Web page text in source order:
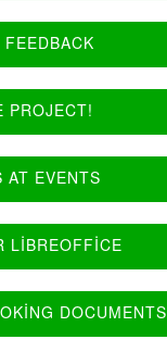
FEEDBACK
PROJECT!
AT EVENTS
LIBREOFFICE
DOCUMENTS